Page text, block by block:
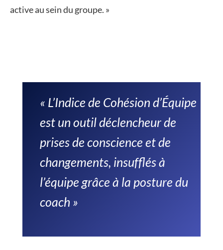
active au sein du groupe. »
« L’Indice de Cohésion d’Équipe
est un outil déclencheur de
prises de conscience et de
changements, insufflés à
l’équipe grâce à la posture du
coach »